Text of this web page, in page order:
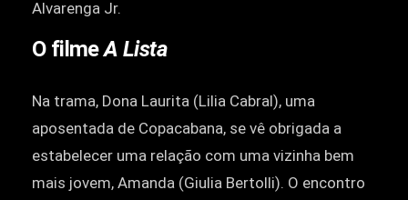
Alvarenga Jr.
O filmeA Lista
Na trama, Dona Laurita (Lilia Cabral), uma
aposentada de Copacabana, se vê obrigada a
estabelecer uma relação com uma vizinha bem
mais jovem, Amanda (Giulia Bertolli). O encontro